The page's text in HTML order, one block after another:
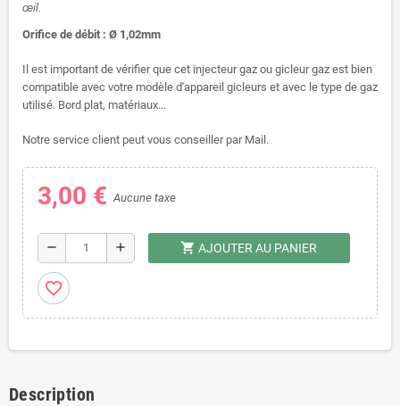
œil.
Orifice de débit : Ø 1,02mm
Il est important de vérifier que cet injecteur gaz ou gicleur gaz est bien
compatible avec votre modèle d'appareil gicleurs et avec le type de gaz
utilisé. Bord plat, matériaux...
Notre service client peut vous conseiller par Mail.
3,00 €Aucune taxe
remove add shopping_cart AJOUTER AU PANIER
favorite_border
Description